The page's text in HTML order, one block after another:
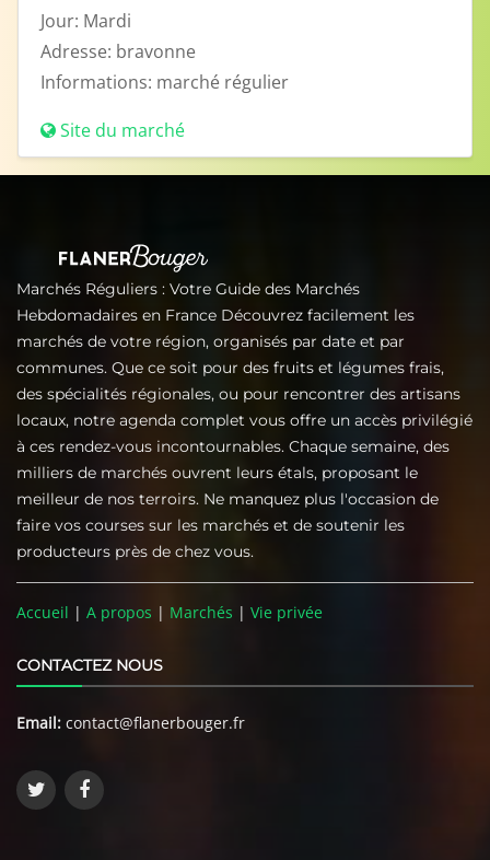
Jour: Mardi
Adresse: bravonne
Informations: marché régulier
Site du marché
Marchés Réguliers : Votre Guide des Marchés
Hebdomadaires en France Découvrez facilement les
marchés de votre région, organisés par date et par
communes. Que ce soit pour des fruits et légumes frais,
des spécialités régionales, ou pour rencontrer des artisans
locaux, notre agenda complet vous offre un accès privilégié
à ces rendez-vous incontournables. Chaque semaine, des
milliers de marchés ouvrent leurs étals, proposant le
meilleur de nos terroirs. Ne manquez plus l'occasion de
faire vos courses sur les marchés et de soutenir les
producteurs près de chez vous.
Accueil | A propos | Marchés | Vie privée
CONTACTEZ NOUS
Email: contact@flanerbouger.fr